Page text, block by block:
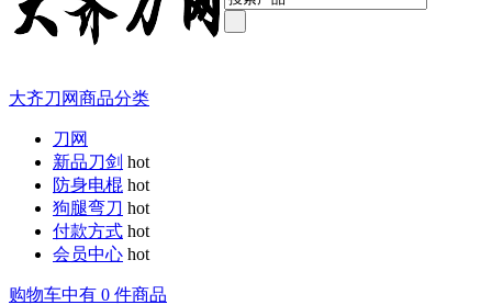
大齐刀网商品分类
刀网
新品刀剑 hot
防身电棍 hot
狗腿弯刀 hot
付款方式 hot
会员中心 hot
购物车中有 0 件商品